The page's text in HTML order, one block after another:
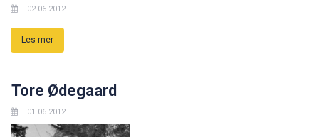
02.06.2012
Les mer
Tore Ødegaard
01.06.2012